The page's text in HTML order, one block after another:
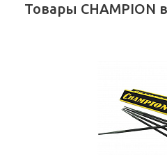
Товары CHAMPION